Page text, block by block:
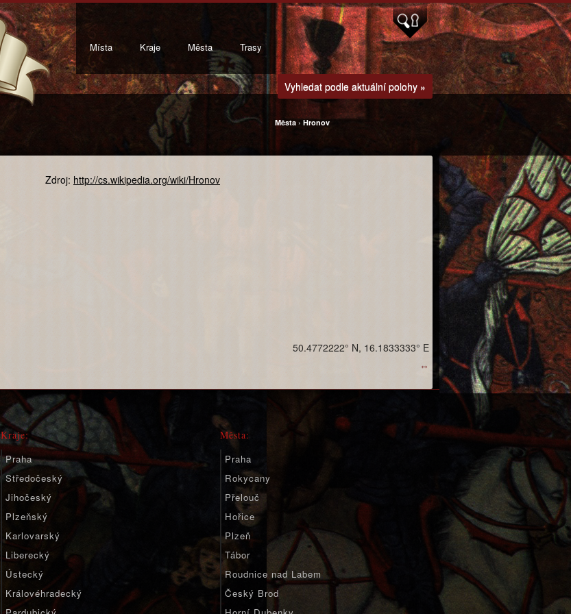
Místa Kraje Města Trasy
Vyhledat podle aktuální polohy »
Města ›Hronov
Zdroj: http://cs.wikipedia.org/wiki/Hronov
↔
50.4772222° N, 16.1833333° E
Kraje:
Praha
Středočeský
Jihočeský
Plzeňský
Karlovarský
Liberecký
Ústecký
Královéhradecký
Města:
Praha
Rokycany
Přelouč
Hořice
Plzeň
Tábor
Roudnice nad Labem
Český Brod